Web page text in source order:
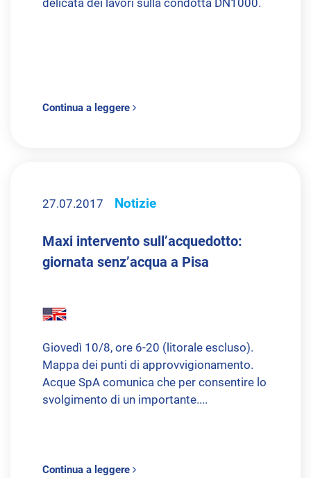
delicata dei lavori sulla condotta DN1000.
Continua a leggere
27.07.2017 Notizie
Maxi intervento sull’acquedotto:
giornata senz’acqua a Pisa
Giovedì 10/8, ore 6-20 (litorale escluso).
Mappa dei punti di approvvigionamento.
Acque SpA comunica che per consentire lo
svolgimento di un importante....
Continua a leggere